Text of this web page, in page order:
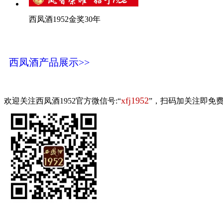
西凤酒1952金奖30年
西凤酒产品展示>>
欢迎关注西凤酒1952官方微信号:“xfj1952”，扫码加关注即免